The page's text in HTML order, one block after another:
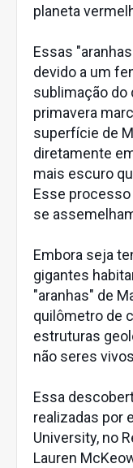
planeta
Essas
devido a um
sublimação do
primavera
superfície de
diretamente
mais escuro
Esse
se
Embora seja
gigantes
"aranhas" de
quilômetro de
estruturas
não seres
Essa
realizadas por
University, no
Lauren